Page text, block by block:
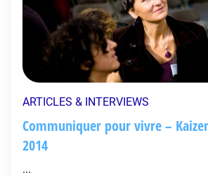
ARTICLES & INTERVIEWS
Communiquer pour vivre –
2014
...